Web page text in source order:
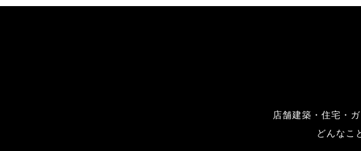
店舗建築・住宅・
どんなこ